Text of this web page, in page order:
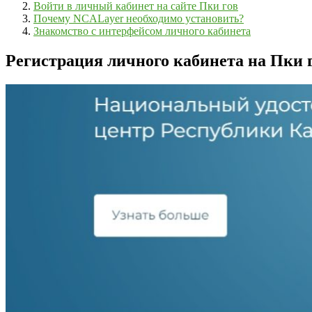
Войти в личный кабинет на сайте Пки гов
Почему NCALayer необходимо установить?
Знакомство с интерфейсом личного кабинета
Регистрация личного кабинета на Пки